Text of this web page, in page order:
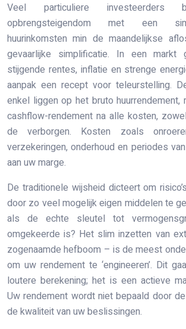
Veel particuliere investeerders
opbrengsteigendom met een
huurinkomsten min de maandelijkse
gevaarlijke simplificatie. In een markt
stijgende rentes, inflatie en strenge
aanpak een recept voor teleurstelling.
enkel liggen op het bruto huurrendement,
cashflow-rendement na alle kosten,
de verborgen. Kosten zoals
verzekeringen, onderhoud en periodes
aan uw marge.
De traditionele wijsheid dicteert om
door zo veel mogelijk eigen middelen te
als de echte sleutel tot
omgekeerde is? Het slim inzetten van
zogenaamde hefboom – is de meest
om uw rendement te ‘engineeren’. Dit
loutere berekening; het is een actieve
Uw rendement wordt niet bepaald door
de kwaliteit van uw beslissingen.